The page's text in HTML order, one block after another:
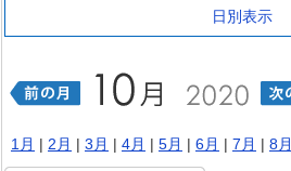
日別表示
1月 | 2月 | 3月 | 4月 | 5月 | 6月 | 7月 | 8月